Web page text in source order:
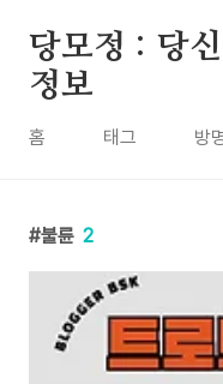
당모정 : 당
정보
홈 태그 방
불륜 2